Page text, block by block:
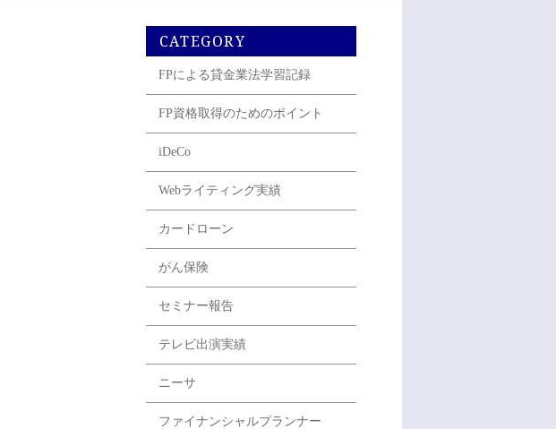
CATEGORY
FPによる貸金業法学習記録
FP資格取得のためのポイント
iDeCo
Webライティング実績
カードローン
がん保険
セミナー報告
テレビ出演実績
ニーサ
ファイナンシャルプランナー